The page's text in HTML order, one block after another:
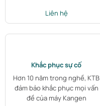
Liên hệ
Khắc phục sự cố
Hơn 10 năm trong nghề, KTB
đảm bảo khắc phục mọi vấn
đề của máy Kangen